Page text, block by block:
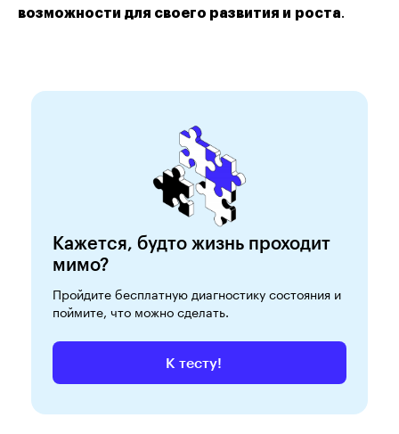
возможности для своего развития и роста.
Кажется, будто жизнь проходит
мимо?
Пройдите бесплатную диагностику состояния и
поймите, что можно сделать.
К тесту!